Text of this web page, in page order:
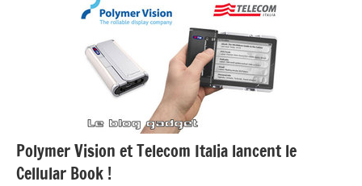
Polymer Vision et Telecom Italia lancent le
Cellular Book !